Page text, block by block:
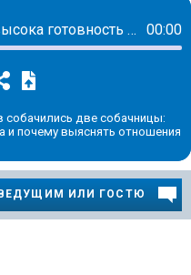
Психолог: В обществе высока готовность к агрессии 00:00
две собачницы:
почему выяснять отношения
ИЛИ ГОСТЮ